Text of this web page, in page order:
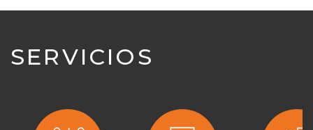
SERVICIOS